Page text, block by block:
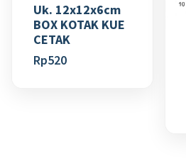
Uk. 12x12x6cm
BOX KOTAK KUE
CETAK
Rp520